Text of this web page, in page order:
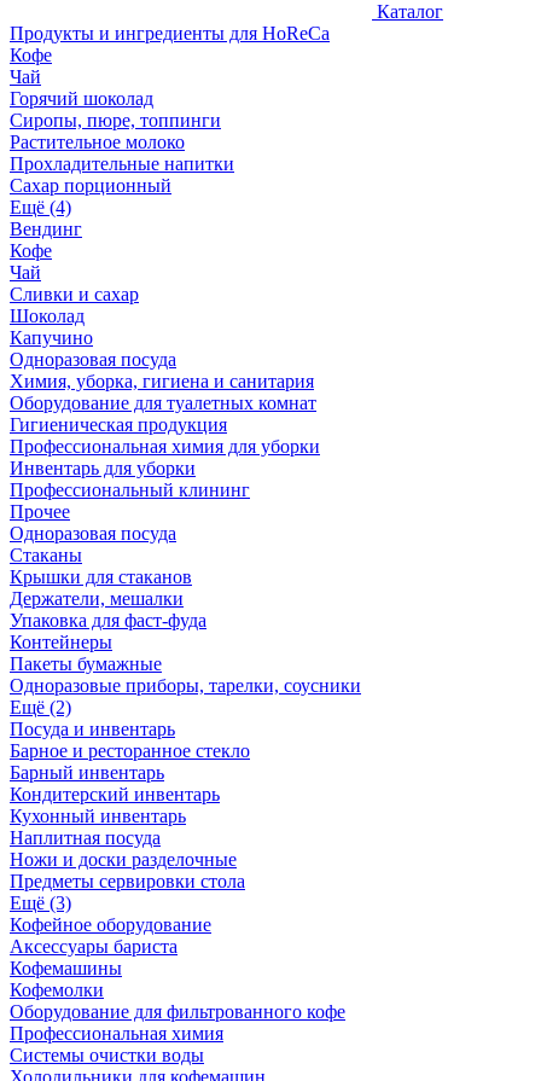
Каталог
Продукты и ингредиенты для HoReCa
Кофе
Чай
Горячий шоколад
Сиропы, пюре, топпинги
Растительное молоко
Прохладительные напитки
Сахар порционный
Ещё (4)
Вендинг
Кофе
Чай
Сливки и сахар
Шоколад
Капучино
Одноразовая посуда
Химия, уборка, гигиена и санитария
Оборудование для туалетных комнат
Гигиеническая продукция
Профессиональная химия для уборки
Инвентарь для уборки
Профессиональный клининг
Прочее
Одноразовая посуда
Стаканы
Крышки для стаканов
Держатели, мешалки
Упаковка для фаст-фуда
Контейнеры
Пакеты бумажные
Одноразовые приборы, тарелки, соусники
Ещё (2)
Посуда и инвентарь
Барное и ресторанное стекло
Барный инвентарь
Кондитерский инвентарь
Кухонный инвентарь
Наплитная посуда
Ножи и доски разделочные
Предметы сервировки стола
Ещё (3)
Кофейное оборудование
Аксессуары бариста
Кофемашины
Кофемолки
Оборудование для фильтрованного кофе
Профессиональная химия
Системы очистки воды
Холодильники для кофемашин